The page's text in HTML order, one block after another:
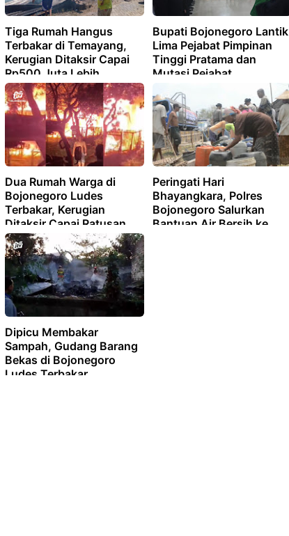
Tiga Rumah Hangus
Terbakar di Temayang,
Kerugian Ditaksir Capai
Rp500 Juta Lebih
Bupati Bojonegoro Lantik
Lima Pejabat Pimpinan
Tinggi Pratama dan
Mutasi Pejabat
Dua Rumah Warga di
Bojonegoro Ludes
Terbakar, Kerugian
Ditaksir Capai Ratusan
Juta
Peringati Hari
Bhayangkara, Polres
Bojonegoro Salurkan
Bantuan Air Bersih ke
Dipicu Membakar
Sampah, Gudang Barang
Bekas di Bojonegoro
Ludes Terbakar